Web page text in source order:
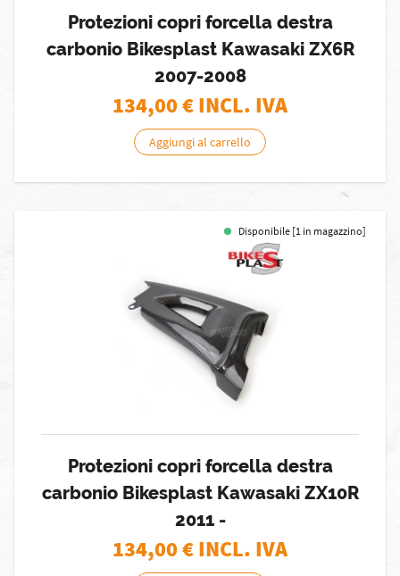
Protezioni copri forcella destra
carbonio Bikesplast Kawasaki ZX6R
2007-2008
134,00€ INCL. IVA
Aggiungi al carrello
Disponibile [1 in magazzino]
Protezioni copri forcella destra
carbonio Bikesplast Kawasaki ZX10R
2011 -
134,00€ INCL. IVA